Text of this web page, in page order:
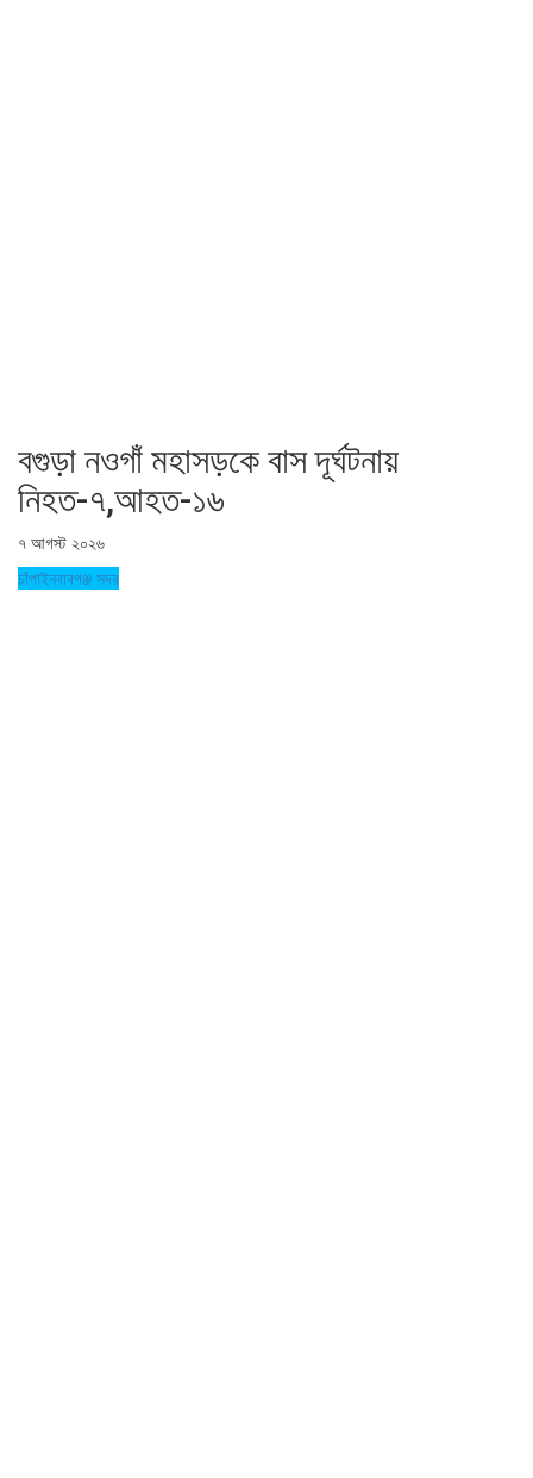
বগুড়া নওগাঁ মহাসড়কে বাস দূর্ঘটনায়
নিহত-৭,আহত-১৬
৭ আগস্ট ২০২৬
চাঁপাইনবাবগঞ্জ সদর